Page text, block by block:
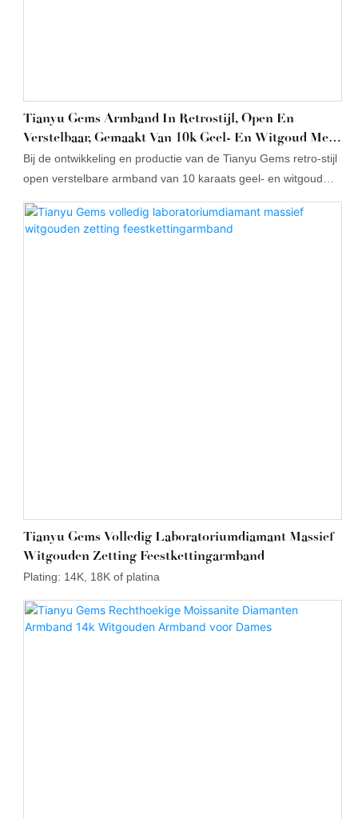
Tianyu Gems Armband In Retrostijl, Open En
Verstelbaar, Gemaakt Van 10k Geel- En Witgoud Met
Moissanite Steentjes.
Bij de ontwikkeling en productie van de Tianyu Gems retro-stijl
open verstelbare armband van 10 karaats geel- en witgoud
met moissanite is gebruikgemaakt van de modernste
technologieën. Na meerdere tests heeft Tianyu Gems
bewezen uitstekende resultaten te leveren op het gebied van
Tianyu Gems Volledig Laboratoriumdiamant Massief
Witgouden Zetting Feestkettingarmband
Plating: 14K, 18K of platina